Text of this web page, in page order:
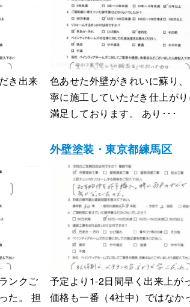
き出来
色あせた外壁がきれいに蘇り
寧に施工していただき仕上が
満足しております。 あり･･･
ンクご
た。 担
外壁塗装・東京都練馬区
予定より1-2日間早く出来上がっ
価格も一番（4社中）ではなか